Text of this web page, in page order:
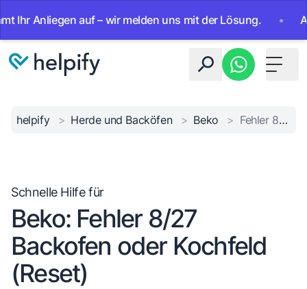
auf – wir melden uns mit der Lösung. • Ab
Toggle
helpify > Herde und Backöfen > Beko > Fehler 8/27 Beko
Schnelle Hilfe für
Beko: Fehler 8/27
Backofen oder Kochfeld
(Reset)